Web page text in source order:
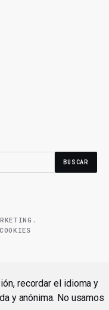
BUSCAR
COOKIES
recordar el idioma y
y anónima. No usamos